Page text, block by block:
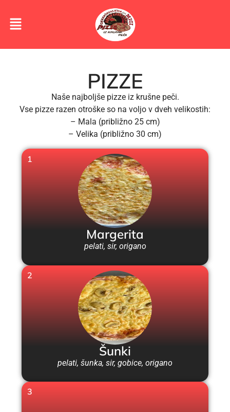
PIZZE
Naše najboljše pizze iz krušne peči.
Vse pizze razen otroške so na voljo v dveh velikostih:
– Mala (približno 25 cm)
– Velika (približno 30 cm)
1
Margerita
pelati, sir, origano
2
Šunki
pelati, šunka, sir, gobice, origano
3